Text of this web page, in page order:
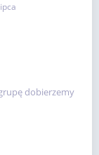
dobierzemy